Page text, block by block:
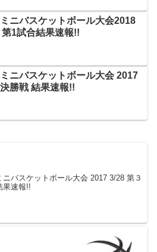
ニバスケットボール大会2018
第1試合結果速報!!
ニバスケットボール大会 2017
勝戦 結果速報!!
ニバスケットボール大会 2017 3/28 第３
果速報!!